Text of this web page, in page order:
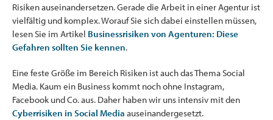
Risiken auseinandersetzen. Gerade die Arbeit in einer Agentur ist
vielfältig und komplex. Worauf Sie sich dabei einstellen müssen,
lesen Sie im Artikel Businessrisiken von Agenturen: Diese
Gefahren sollten Sie kennen.
Eine feste Größe im Bereich Risiken ist auch das Thema Social
Media. Kaum ein Business kommt noch ohne Instagram,
Facebook und Co. aus. Daher haben wir uns intensiv mit den
Cyberrisiken in Social Media auseinandergesetzt.